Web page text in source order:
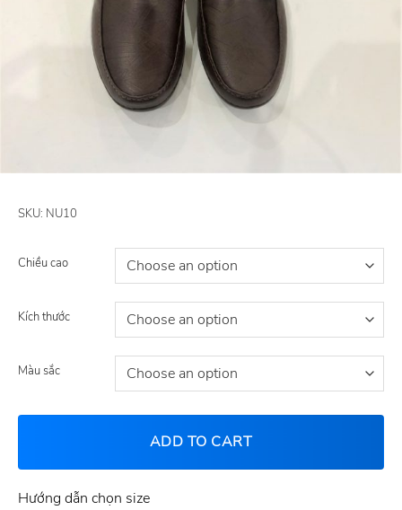
SKU: NU10
Chiều cao
Kích thước
Màu sắc
ADD TO CART
Hướng dẫn chọn size